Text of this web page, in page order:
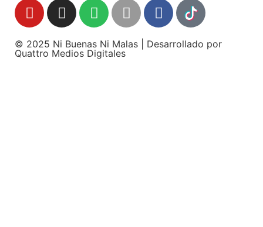
© 2025 Ni Buenas Ni Malas | Desarrollado por
Quattro Medios Digitales